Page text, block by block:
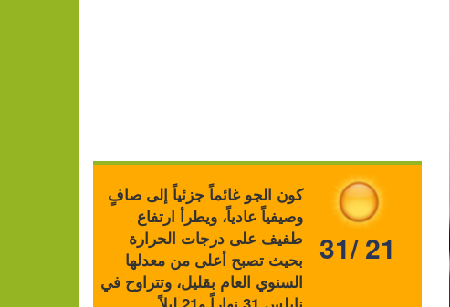
كون الجو غائماً جزئياً إلى صافٍ
وصيفياً عادياً، ويطرأ ارتفاع
طفيف على درجات الحرارة
بحيث تصبح أعلى من معدلها
السنوي العام بقليل، وتتراوح في
31/ 21